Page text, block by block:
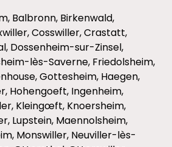
Balbronn, Birkenwald,
Cosswiller, Crastatt,
Dossenheim-sur-Zinsel,
lès-Saverne, Friedolsheim,
Gottesheim, Haegen,
Hohengoeft, Ingenheim,
Kleingœft, Knoersheim,
Lupstein, Maennolsheim,
Monswiller, Neuviller-lès-